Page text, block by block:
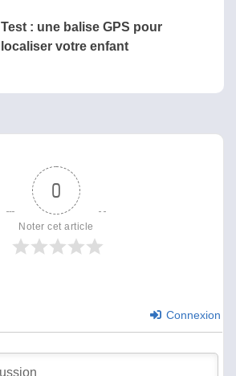
Test : une balise GPS pour
localiser votre enfant
0
Noter cet article
Connexion